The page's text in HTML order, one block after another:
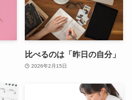
比べるのは「昨日の自分」
2026年2月15日